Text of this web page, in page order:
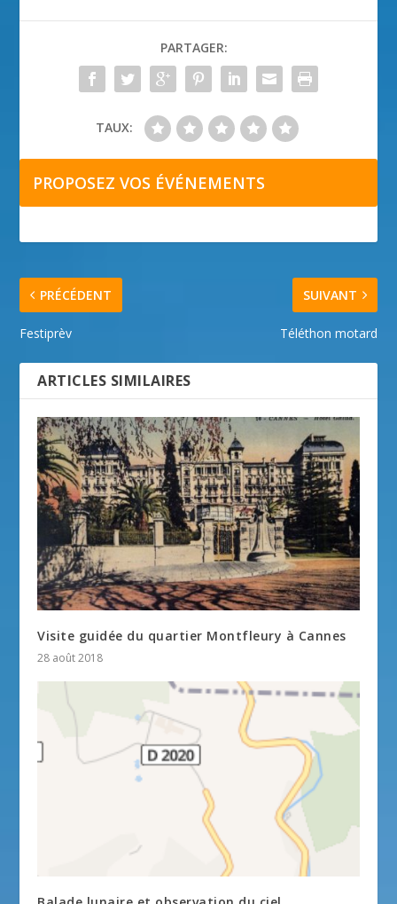
PARTAGER:
TAUX:
PROPOSEZ VOS ÉVÉNEMENTS
PRÉCÉDENT
Festiprèv
SUIVANT
Téléthon motard
ARTICLES SIMILAIRES
Visite guidée du quartier Montfleury à Cannes
28 août 2018